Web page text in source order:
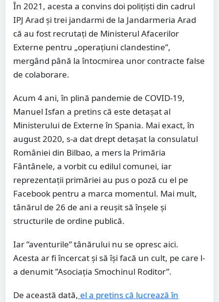
În 2021, acesta a convins doi polițiști din cadrul
IPJ Arad și trei jandarmi de la Jandarmeria Arad
că au fost recrutați de Ministerul Afacerilor
Externe pentru „operațiuni clandestine”,
mergând până la întocmirea unor contracte false
de colaborare.
Acum 4 ani, în plină pandemie de COVID-19,
Manuel Isfan a pretins că este detașat al
Ministerului de Externe în Spania. Mai exact, în
august 2020, s-a dat drept detașat la consulatul
României din Bilbao, a mers la Primăria
Fântânele, a vorbit cu edilul comunei, iar
reprezentații primăriei au pus o poză cu el pe
Facebook pentru a marca momentul. Mai mult,
tânărul de 26 de ani a reușit să înșele și
structurile de ordine publică.
Iar ”aventurile” tânărului nu se opresc aici.
Acesta ar fi încercat și să își facă un cult, pe care l-
a denumit ”Asociația Smochinul Roditor”.
De această dată, el a pretins că lucrează în